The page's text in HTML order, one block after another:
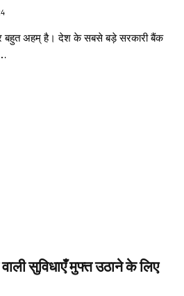
बहुत अहम् है। देश के सबसे बड़े सरकारी बैंक
सुविधाएँ मुफ्त उठाने के लिए